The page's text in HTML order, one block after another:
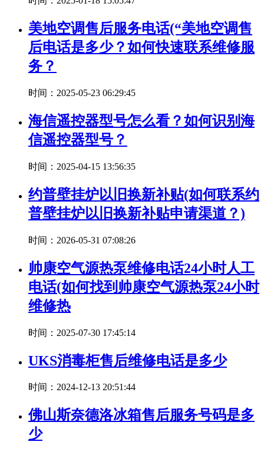
美地空调售后服务电话(“美地空调售
后电话是多少？如何快速联系维修服
务？
时间：2025-05-23 06:29:45
海信遥控器型号怎么看？如何识别海
信遥控器型号？
时间：2025-04-15 13:56:35
约普壁挂炉以旧换新补贴(如何联系约
普壁挂炉以旧换新补贴申请渠道？)
时间：2026-05-31 07:08:26
帅康空气源热泵维修电话24小时人工
电话(如何找到帅康空气源热泵24小时
维修热
时间：2025-07-30 17:45:14
UKS消毒柜售后维修电话是多少
时间：2024-12-13 20:51:44
佛山斯奈德洛冰箱售后服务号码是多
少